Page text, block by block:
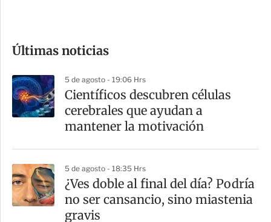
m
a
r
t
Últimas noticias
5 de agosto - 19:06 Hrs
Científicos descubren células
cerebrales que ayudan a
mantener la motivación
5 de agosto - 18:35 Hrs
¿Ves doble al final del día? Podría
no ser cansancio, sino miastenia
gravis